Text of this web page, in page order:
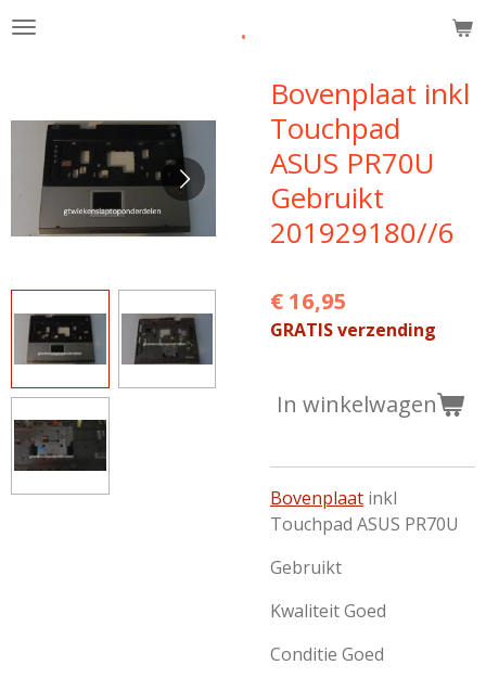
Ga
hoofdinhoud
.
Bovenplaat inkl
Touchpad
ASUS PR70U
Gebruikt
201929180//6
€ 16,95
GRATIS verzending
In winkelwagen
Bovenplaat inkl
Touchpad ASUS PR70U
Gebruikt
Kwaliteit Goed
Conditie Goed